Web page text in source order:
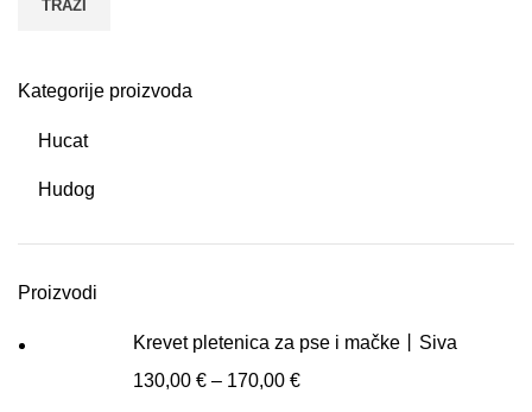
Kategorije proizvoda
Hucat
Hudog
Proizvodi
Krevet pletenica za pse i mačke丨Siva
130,00 € – 170,00 €
TRAŽI